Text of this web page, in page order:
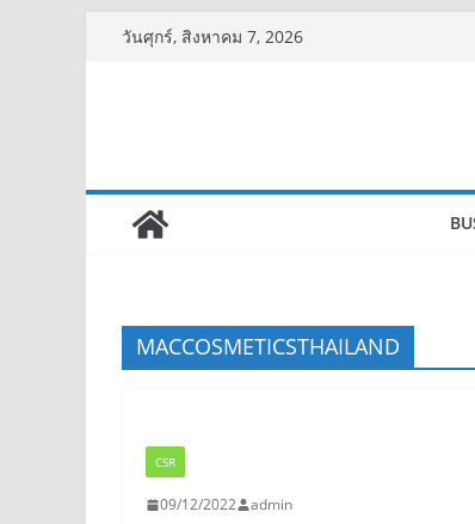
วันศุกร์, สิงหาคม 7, 2026
MACCOSMETICSTHAILAND
CSR
09/12/2022 admin